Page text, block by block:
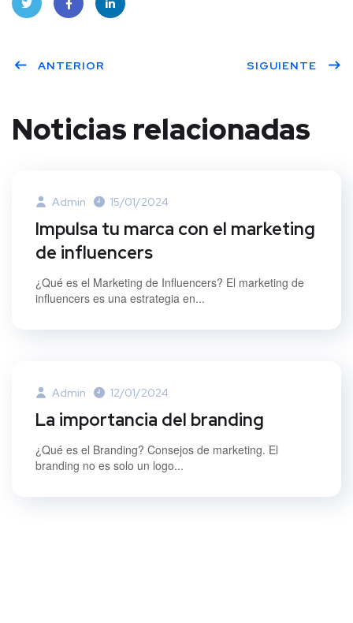
er book dIn
ANTERIOR SIGUIENTE
Noticias relacionadas
Admin 15/01/2024
Impulsa tu marca con el marketing
de influencers
¿Qué es el Marketing de Influencers? El marketing de
influencers es una estrategia en...
Admin 12/01/2024
La importancia del branding
¿Qué es el Branding? Consejos de marketing. El
branding no es solo un logo...